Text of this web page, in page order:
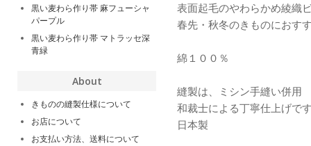
表面起毛のやわらかめ綾織
春先・秋冬のきものにおす
綿１００％
縫製は、ミシン手縫い併用
和裁士による丁寧仕上げで
日本製
黒い麦わら作り帯 麻フューシャ
パープル
黒い麦わら作り帯 マトラッセ深
青緑
About
きものの縫製仕様について
お店について
お支払い方法、送料について